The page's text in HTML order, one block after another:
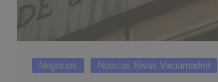
Negocios Noticias Rivas Vaciamadrid